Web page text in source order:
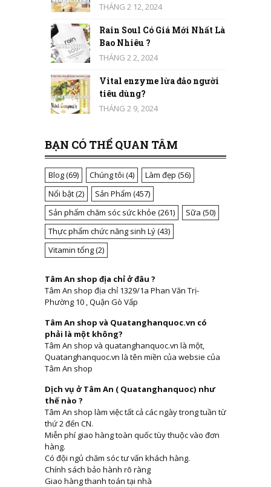
THÁNG 2 12, 2024
Rain Soul Có Giá Mới Nhất Là
Bao Nhiêu ?
THÁNG 2 2, 2024
Vital enzyme lừa đảo người
tiêu dùng?
THÁNG 2 9, 2024
BẠN CÓ THỂ QUAN TÂM
Blog(69) Chúng tôi (4) Làm đẹp (56)
Nổi bật(2) Sản Phẩm (457)
Sản phẩm chăm sóc sức khỏe (261) Sữa (50)
Thực phẩm chức năng sinh Lý(43)
Vitamin tổng(2)
Tâm An shop địa chỉ ở đâu ?
Tâm An shop địa chỉ 1329/1a Phan Văn Trị-
Phường 10 , Quận Gò Vấp
Tâm An shop và Quatanghanquoc.vn có
phải là một không?
Tâm An shop và quatanghanquoc.vn là một,
Quatanghanquoc.vn là tên miền của websie của
Tâm An shop
Dịch vụ ở Tâm An ( Quatanghanquoc) như
thế nào ?
Tâm An shop làm việc tất cả các ngày trong tuần từ
thứ 2 đến CN.
Miễn phí giao hàng toàn quốc tùy thuộc vào đơn
hàng.
Có đội ngủ chăm sóc tư vấn khách hàng.
Chính sách bảo hành rõ ràng
Giao hàng thanh toán tại nhà